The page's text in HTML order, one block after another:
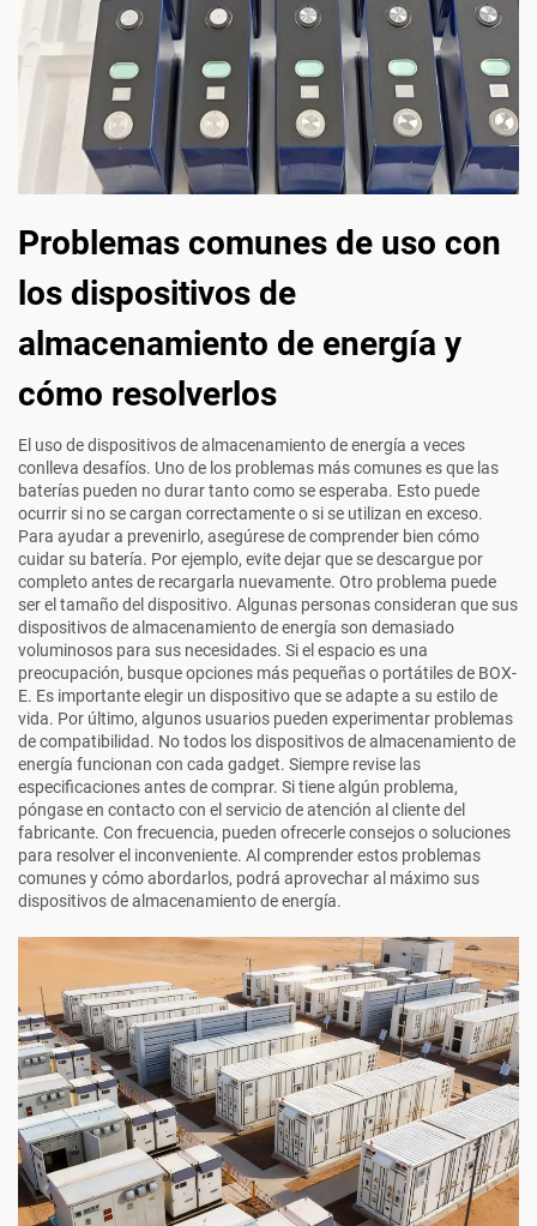
Problemas comunes de uso con
los dispositivos de
almacenamiento de energía y
cómo resolverlos
El uso de dispositivos de almacenamiento de energía a veces
conlleva desafíos. Uno de los problemas más comunes es que las
baterías pueden no durar tanto como se esperaba. Esto puede
ocurrir si no se cargan correctamente o si se utilizan en exceso.
Para ayudar a prevenirlo, asegúrese de comprender bien cómo
cuidar su batería. Por ejemplo, evite dejar que se descargue por
completo antes de recargarla nuevamente. Otro problema puede
ser el tamaño del dispositivo. Algunas personas consideran que sus
dispositivos de almacenamiento de energía son demasiado
voluminosos para sus necesidades. Si el espacio es una
preocupación, busque opciones más pequeñas o portátiles de BOX-
E. Es importante elegir un dispositivo que se adapte a su estilo de
vida. Por último, algunos usuarios pueden experimentar problemas
de compatibilidad. No todos los dispositivos de almacenamiento de
energía funcionan con cada gadget. Siempre revise las
especificaciones antes de comprar. Si tiene algún problema,
póngase en contacto con el servicio de atención al cliente del
fabricante. Con frecuencia, pueden ofrecerle consejos o soluciones
para resolver el inconveniente. Al comprender estos problemas
comunes y cómo abordarlos, podrá aprovechar al máximo sus
dispositivos de almacenamiento de energía.